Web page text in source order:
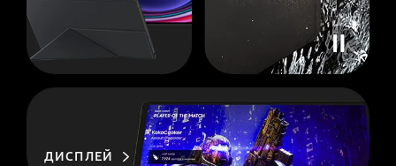
ДИСПЛЕЙ